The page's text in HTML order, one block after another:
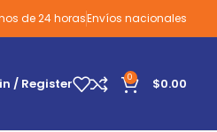
de 24 horasEnvíos nacionales
/ Register 0 $0.00